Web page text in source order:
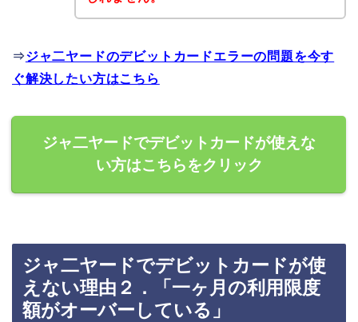
⇒ジャ二ヤードのデビットカードエラーの問題を今す
ぐ解決したい方はこちら
ジャ二ヤードでデビットカードが使えな
い方はこちらをクリック
ジャ二ヤードでデビットカードが使
えない理由２．「一ヶ月の利用限度
額がオーバーしている」